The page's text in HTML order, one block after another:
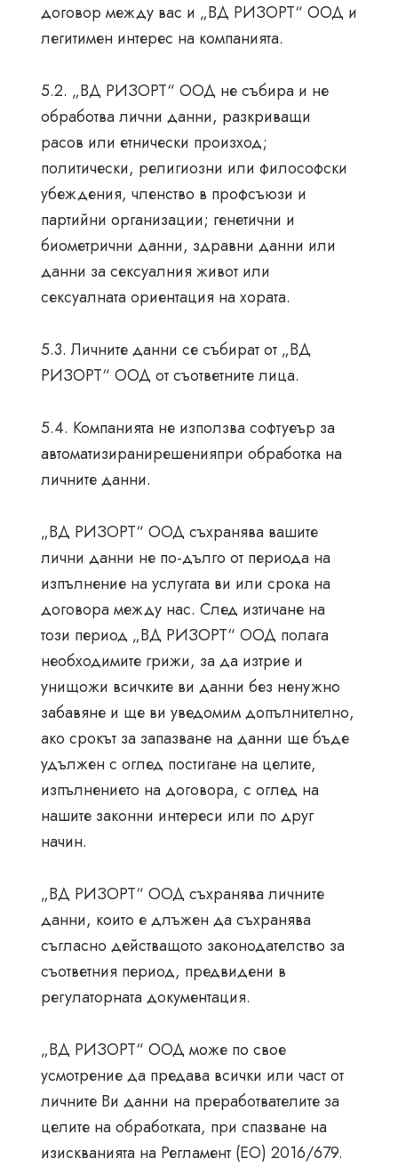
договор между вас и „ВД РИЗОРТ“ ООД и
легитимен интерес на компанията.
5.2. „ВД РИЗОРТ“ ООД не събира и не
обработва лични данни, разкриващи
расов или етнически произход;
политически, религиозни или философски
убеждения, членство в профсъюзи и
партийни организации; генетични и
биометрични данни, здравни данни или
данни за сексуалния живот или
сексуалната ориентация на хората.
5.3. Личните данни се събират от „ВД
РИЗОРТ“ ООД от съответните лица.
5.4. Компанията не използва софтуеър за
автоматизиранирешенияпри обработка на
личните данни.
„ВД РИЗОРТ“ ООД съхранява вашите
лични данни не по-дълго от периода на
изпълнение на услугата ви или срока на
договора между нас. След изтичане на
този период „ВД РИЗОРТ“ ООД полага
необходимите грижи, за да изтрие и
унищожи всичките ви данни без ненужно
забавяне и ще ви уведомим допълнително,
ако срокът за запазване на данни ще бъде
удължен с оглед постигане на целите,
изпълнението на договора, с оглед на
нашите законни интереси или по друг
начин.
„ВД РИЗОРТ“ ООД съхранява личните
данни, които е длъжен да съхранява
съгласно действащото законодателство за
съответния период, предвидени в
регулаторната документация.
„ВД РИЗОРТ“ ООД може по свое
усмотрение да предава всички или част от
личните Ви данни на преработвателите за
целите на обработката, при спазване на
изискванията на Регламент (ЕО) 2016/679.